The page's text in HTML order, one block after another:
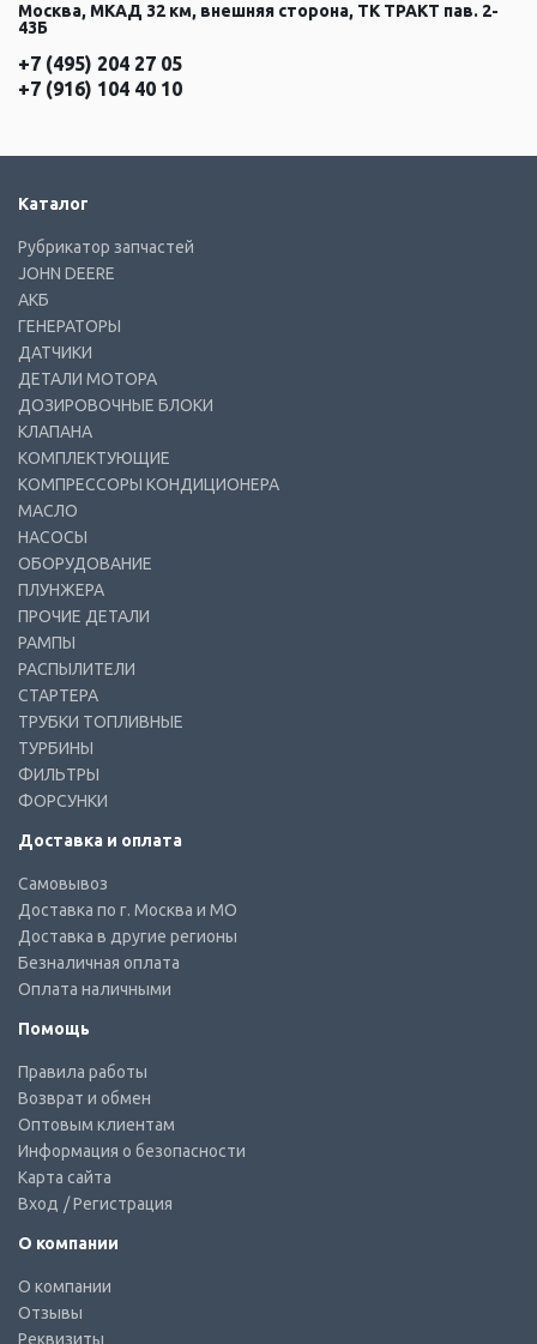
Москва, МКАД 32 км, внешняя сторона, ТК ТРАКТ пав. 2-
43Б
+7 (495) 204 27 05
+7 (916) 104 40 10
Каталог
Рубрикатор запчастей
JOHN DEERE
АКБ
ГЕНЕРАТОРЫ
ДАТЧИКИ
ДЕТАЛИ МОТОРА
ДОЗИРОВОЧНЫЕ БЛОКИ
КЛАПАНА
КОМПЛЕКТУЮЩИЕ
КОМПРЕССОРЫ КОНДИЦИОНЕРА
МАСЛО
НАСОСЫ
ОБОРУДОВАНИЕ
ПЛУНЖЕРА
ПРОЧИЕ ДЕТАЛИ
РАМПЫ
РАСПЫЛИТЕЛИ
СТАРТЕРА
ТРУБКИ ТОПЛИВНЫЕ
ТУРБИНЫ
ФИЛЬТРЫ
ФОРСУНКИ
Доставка и оплата
Самовывоз
Доставка по г. Москва и МО
Доставка в другие регионы
Безналичная оплата
Оплата наличными
Помощь
Правила работы
Возврат и обмен
Оптовым клиентам
Информация о безопасности
Карта сайта
Вход / Регистрация
О компании
О компании
Отзывы
Реквизиты